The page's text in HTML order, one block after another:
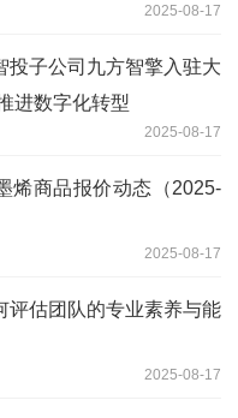
2025-08-17
投子公司九方智擎入驻大
进数字化转型
2025-08-17
烯商品报价动态（2025-
2025-08-17
评估团队的专业素养与能
2025-08-17